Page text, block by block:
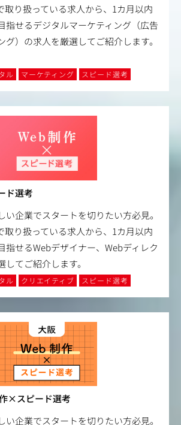
取り扱っている求人から、1カ月以内
指せるデジタルマーケティング（広告
グ）の求人を厳選してご紹介します。
ル マーケティング スピード選考
ド選考
い企業でスタートを切りたい方必見。
取り扱っている求人から、1カ月以内
指せるWebデザイナー、Webディレク
てご紹介します。
ル クリエイティブ スピード選考
×スピード選考
い企業でスタートを切りたい方必見。